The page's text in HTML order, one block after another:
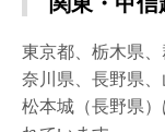
東京都、栃木県
奈川県、長野県、
松本城（長野県